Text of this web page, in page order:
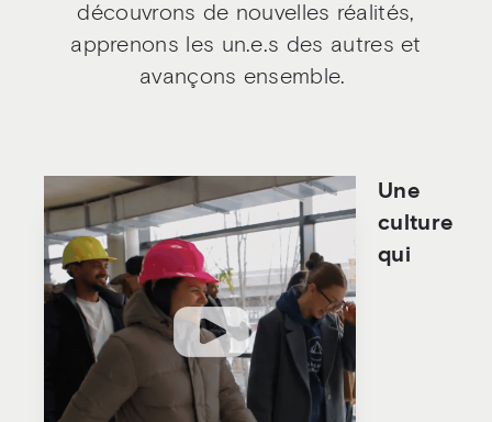
découvrons de nouvelles réalités,
apprenons les un.e.s des autres et
avançons ensemble.
Une
culture
qui